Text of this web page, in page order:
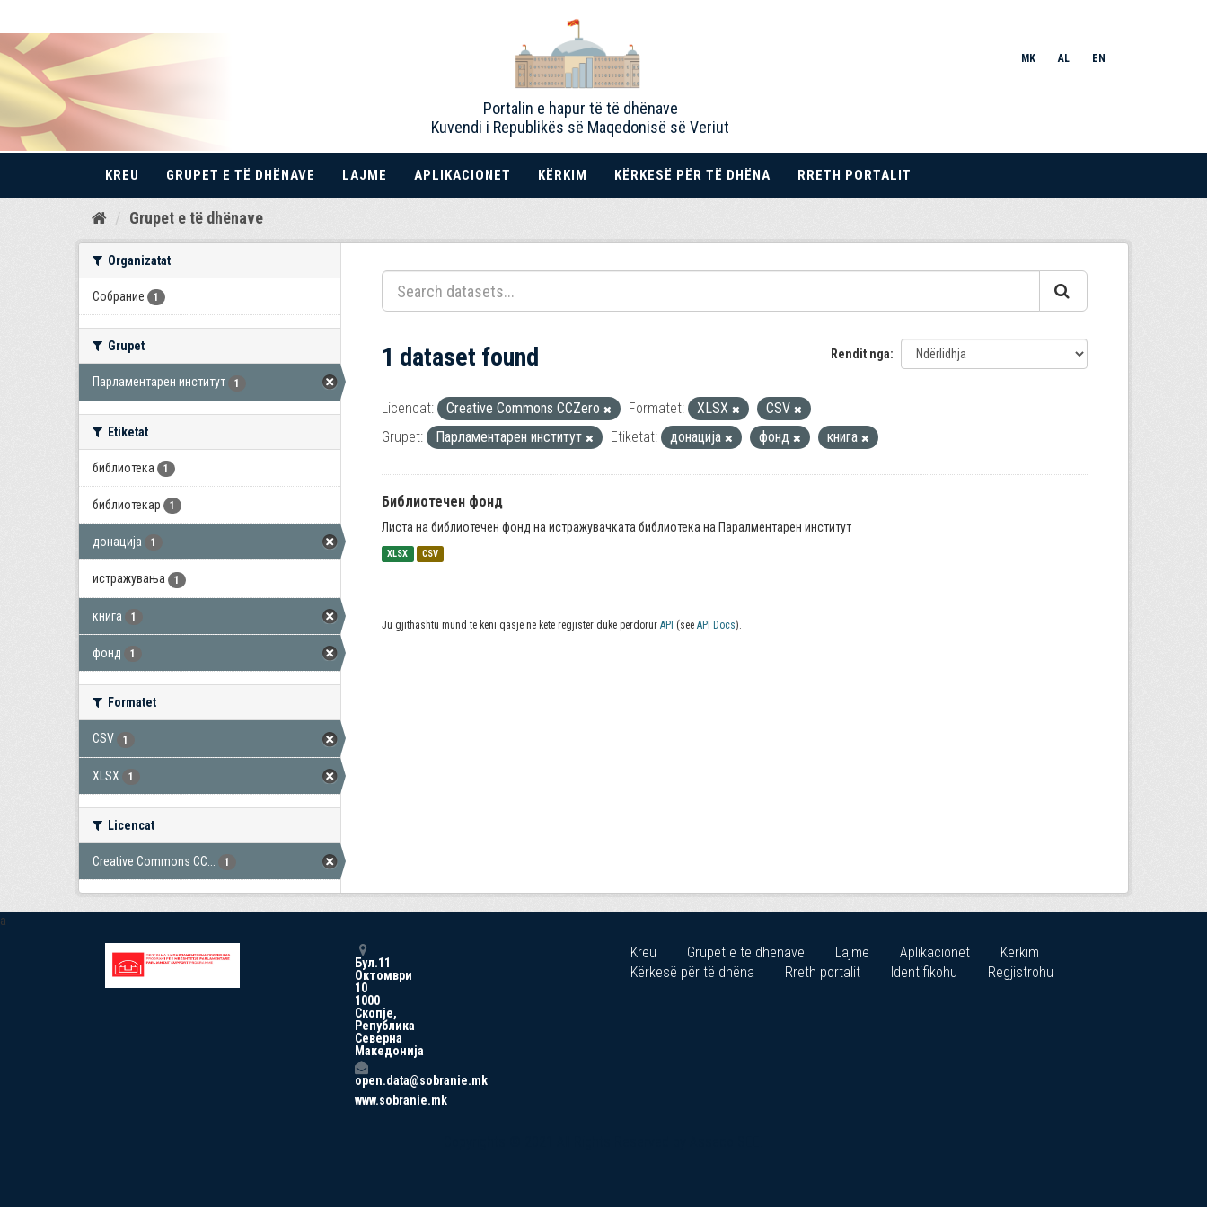
Kalo
Portalin e hapur të të dhënave
Kuvendi i Republikës së Maqedonisë së Veriut
MK AL EN
KREU GRUPET E TË DHËNAVE LAJME APLIKACIONET KËRKIM KËRKESË PËR TË DHËNA RRETH PORTALIT
Grupet e të dhënave
Organizatat
Собрание 1
Grupet
Парламентарен институт 1
Etiketat
библиотека 1
библиотекар 1
донација 1
истражувања 1
книга 1
фонд 1
Formatet
CSV 1
XLSX 1
Licencat
Creative Commons CC... 1
Rendit nga
1 dataset found
Licencat: Creative Commons CCZero Formatet: XLSX
CSV
Grupet:
Парламентарен институт Etiketat: донација фонд книга
Библиотечен фонд
Листа на библиотечен фонд на истражувачката библиотека на Паралментарен институт
XLSX CSV
Ju gjithashtu mund të keni qasje në këtë regjistër duke përdorur API (see API Docs).
a
Бул.11
Октомври
10
1000
Скопје,
Република
Северна
Македонија
open.data@sobranie.mk
www.sobranie.mk
Kreu Grupet e të dhënave Lajme Aplikacionet
Kërkim
Kërkesë për të dhëna
Rreth portalit Identifikohu Regjistrohu